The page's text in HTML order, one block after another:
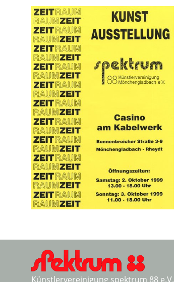
Künstlervereinigung spektrum 88 e.V.